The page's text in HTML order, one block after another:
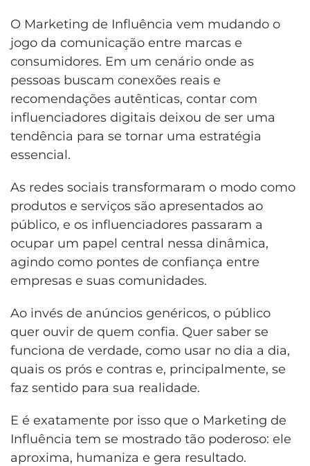
O Marketing de Influência vem mudando o
jogo da comunicação entre marcas e
consumidores. Em um cenário onde as
pessoas buscam conexões reais e
recomendações autênticas, contar com
influenciadores digitais deixou de ser uma
tendência para se tornar uma estratégia
essencial.
As redes sociais transformaram o modo como
produtos e serviços são apresentados ao
público, e os influenciadores passaram a
ocupar um papel central nessa dinâmica,
agindo como pontes de confiança entre
empresas e suas comunidades.
Ao invés de anúncios genéricos, o público
quer ouvir de quem confia. Quer saber se
funciona de verdade, como usar no dia a dia,
quais os prós e contras e, principalmente, se
faz sentido para sua realidade.
E é exatamente por isso que o Marketing de
Influência tem se mostrado tão poderoso: ele
aproxima, humaniza e gera resultado.